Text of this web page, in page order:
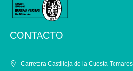
CONTACTO
Carretera Castilleja de la Cuesta-Tomares